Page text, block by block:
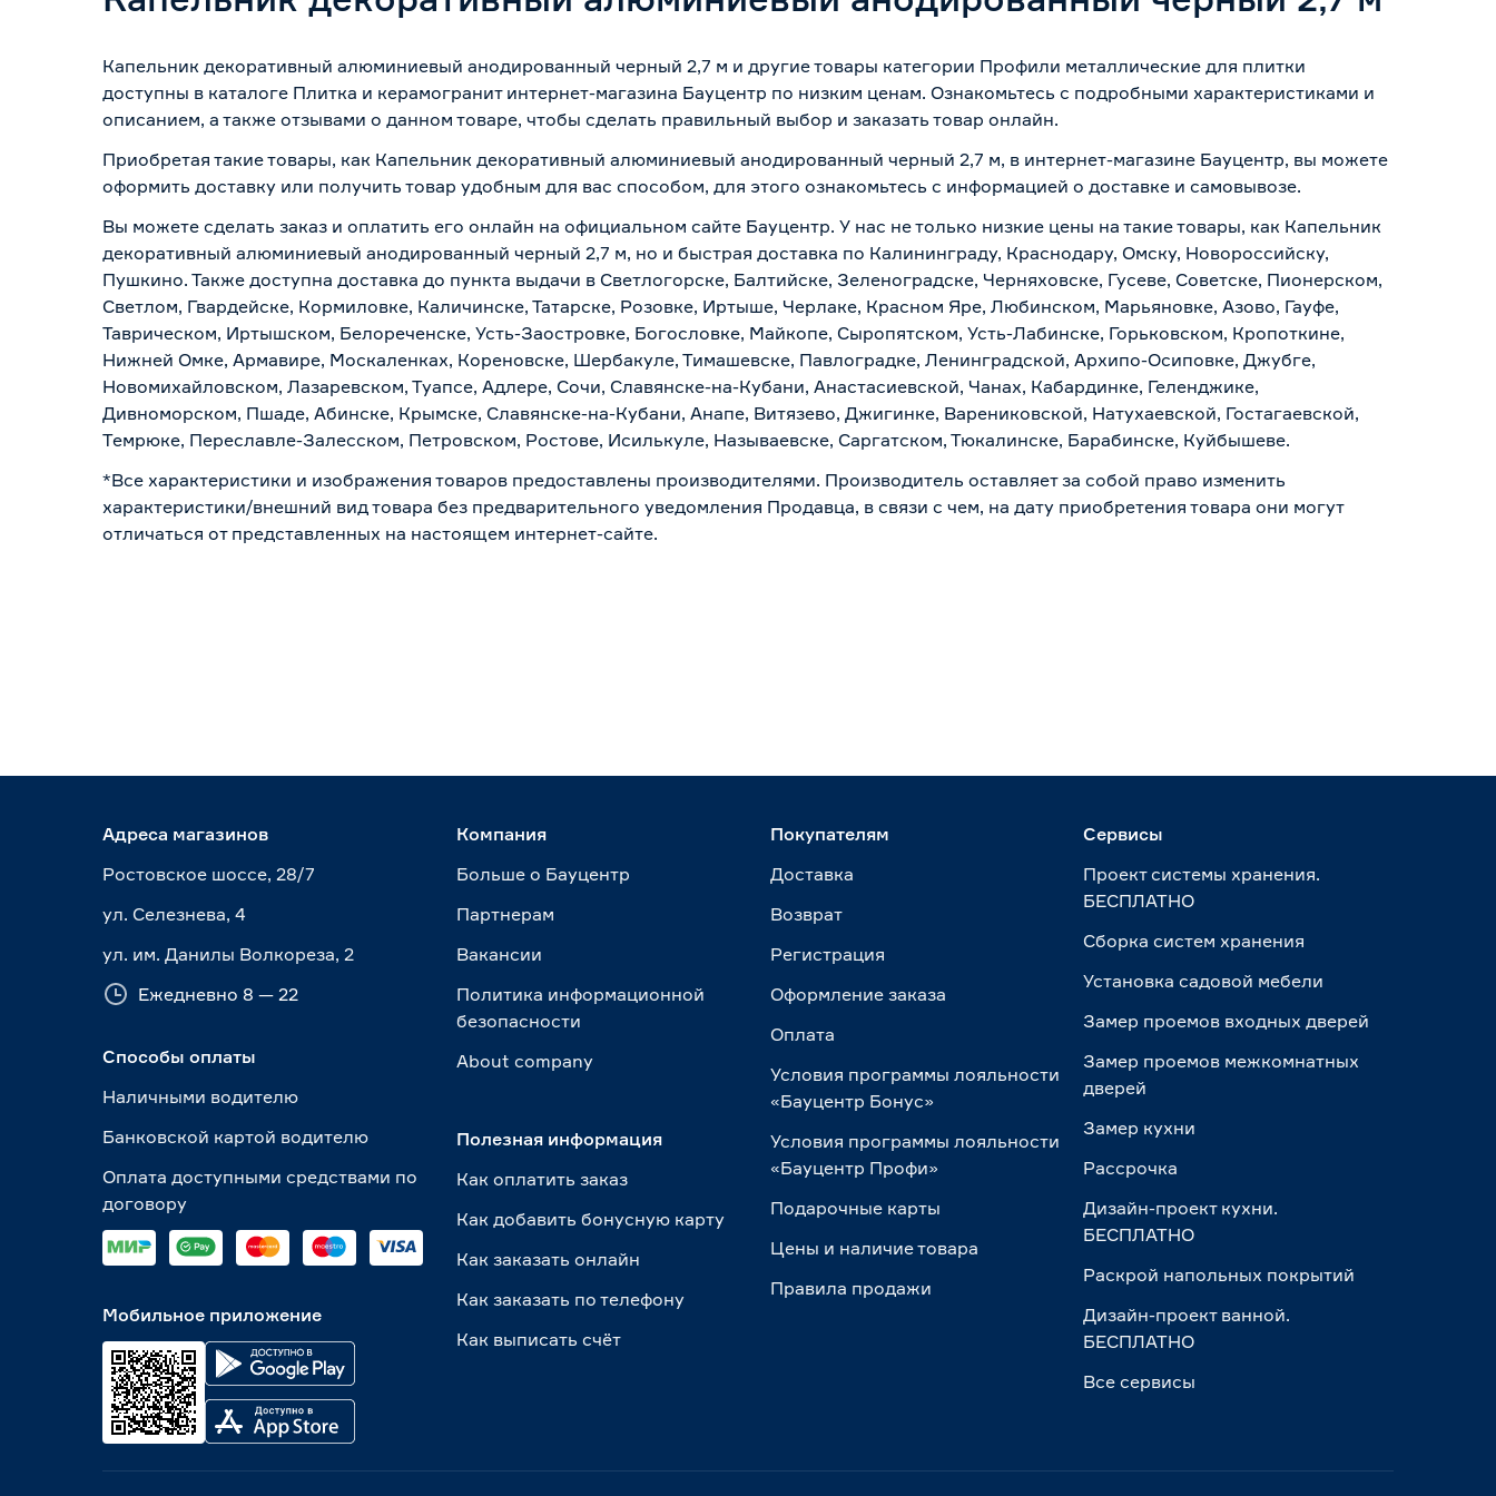
Капельник декоративный алюминиевый анодированный черный 2,7 м и другие товары категории Профили металлические для плитки
доступны в каталоге Плитка и керамогранит интернет-магазина Бауцентр по низким ценам. Ознакомьтесь с подробными характеристиками и
описанием, а также отзывами о данном товаре, чтобы сделать правильный выбор и заказать товар онлайн.
Приобретая такие товары, как Капельник декоративный алюминиевый анодированный черный 2,7 м, в интернет-магазине Бауцентр, вы можете
оформить доставку или получить товар удобным для вас способом, для этого ознакомьтесь с информацией о доставке и самовывозе.
Вы можете сделать заказ и оплатить его онлайн на официальном сайте Бауцентр. У нас не только низкие цены на такие товары, как Капельник
декоративный алюминиевый анодированный черный 2,7 м, но и быстрая доставка по Калининграду, Краснодару, Омску, Новороссийску,
Пушкино. Также доступна доставка до пункта выдачи в Светлогорске, Балтийске, Зеленоградске, Черняховске, Гусеве, Советске, Пионерском,
Светлом, Гвардейске, Кормиловке, Каличинске, Татарске, Розовке, Иртыше, Черлаке, Красном Яре, Любинском, Марьяновке, Азово, Гауфе,
Таврическом, Иртышском, Белореченске, Усть-Заостровке, Богословке, Майкопе, Сыропятском, Усть-Лабинске, Горьковском, Кропоткине,
Нижней Омке, Армавире, Москаленках, Кореновске, Шербакуле, Тимашевске, Павлоградке, Ленинградской, Архипо-Осиповке, Джубге,
Новомихайловском, Лазаревском, Туапсе, Адлере, Сочи, Славянске-на-Кубани, Анастасиевской, Чанах, Кабардинке, Геленджике,
Дивноморском, Пшаде, Абинске, Крымске, Славянске-на-Кубани, Анапе, Витязево, Джигинке, Варениковской, Натухаевской, Гостагаевской,
Темрюке, Переславле-Залесском, Петровском, Ростове, Исилькуле, Называевске, Саргатском, Тюкалинске, Барабинске, Куйбышеве.
*Все характеристики и изображения товаров предоставлены производителями. Производитель оставляет за собой право изменить
характеристики/внешний вид товара без предварительного уведомления Продавца, в связи с чем, на дату приобретения товара они могут
отличаться от представленных на настоящем интернет-сайте.
Адреса магазинов
Ростовское шоссе, 28/7
ул. Селезнева, 4
ул. им. Данилы Волкореза, 2
Ежедневно 8 — 22
Способы оплаты
Наличными водителю
Банковской картой водителю
Оплата доступными средствами по
договору
Мобильное приложение
Компания
Больше о Бауцентр
Партнерам
Вакансии
Политика информационной
безопасности
About сompany
Полезная информация
Как оплатить заказ
Как добавить бонусную карту
Как заказать онлайн
Как заказать по телефону
Как выписать счёт
Покупателям
Доставка
Возврат
Регистрация
Оформление заказа
Оплата
Условия программы лояльности
«Бауцентр Бонус»
Условия программы лояльности
«Бауцентр Профи»
Подарочные карты
Цены и наличие товара
Правила продажи
Сервисы
Проект системы хранения.
БЕСПЛАТНО
Сборка систем хранения
Установка садовой мебели
Замер проемов входных дверей
Замер проемов межкомнатных
дверей
Замер кухни
Рассрочка
Дизайн-проект кухни.
БЕСПЛАТНО
Раскрой напольных покрытий
Дизайн-проект ванной.
БЕСПЛАТНО
Все сервисы